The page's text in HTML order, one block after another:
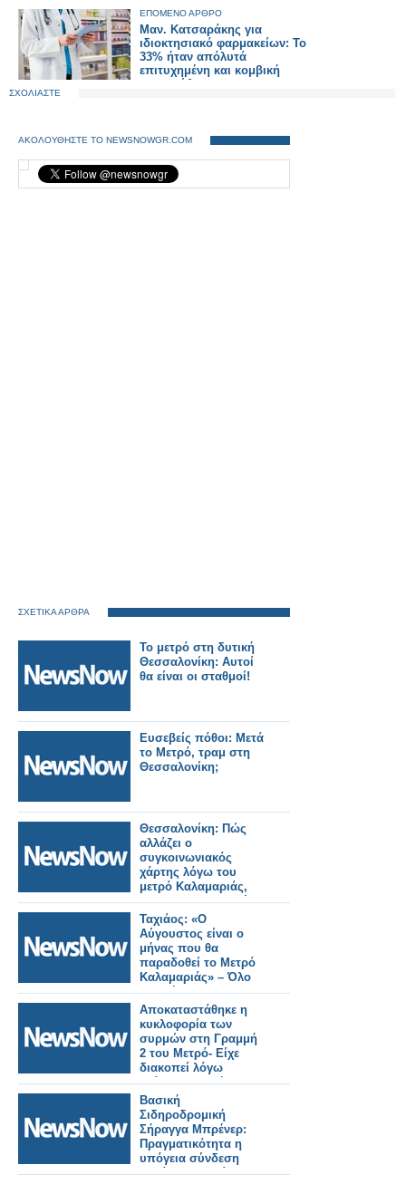
ΕΠΟΜΕΝΟ ΑΡΘΡΟ
Μαν. Κατσαράκης για
ιδιοκτησιακό φαρμακείων: Το
33% ήταν απόλυτά
επιτυχημένη και κομβική
μεταρρύθμιση
ΣΧΟΛΙΑΣΤΕ
ΑΚΟΛΟΥΘΗΣΤΕ ΤΟ NEWSNOWGR.COM
ΣΧΕΤΙΚΑ ΑΡΘΡΑ
Το μετρό στη δυτική
Θεσσαλονίκη: Αυτοί
θα είναι οι σταθμοί!
Ευσεβείς πόθοι: Μετά
το Μετρό, τραμ στη
Θεσσαλονίκη;
Θεσσαλονίκη: Πώς
αλλάζει ο
συγκοινωνιακός
χάρτης λόγω του
μετρό Καλαμαριάς,
ποιες λεωφορειακές
γραμμές
καταργούνται, ποιες
νέες θα
λειτουργήσουν, ποιες
αλλάζουν.
Ταχιάος: «Ο
Αύγουστος είναι ο
μήνας που θα
παραδοθεί το Μετρό
Καλαμαριάς» – Όλο
το σχέδιο για τις
επεκτάσεις στη
δυτική Θεσσαλονίκη.
Αποκαταστάθηκε η
κυκλοφορία των
συρμών στη Γραμμή
2 του Μετρό- Είχε
διακοπεί λόγω
ατόμου στη σήραγγα.
Βασική
Σιδηροδρομική
Σήραγγα Μπρένερ:
Πραγματικότητα η
υπόγεια σύνδεση
Ιταλίας–Αυστρίας.